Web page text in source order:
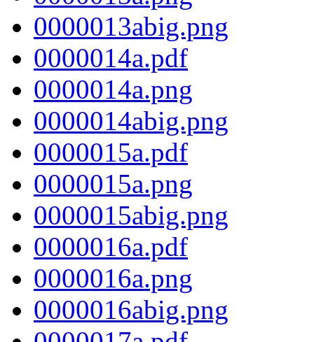
0000013abig.png
0000014a.pdf
0000014a.png
0000014abig.png
0000015a.pdf
0000015a.png
0000015abig.png
0000016a.pdf
0000016a.png
0000016abig.png